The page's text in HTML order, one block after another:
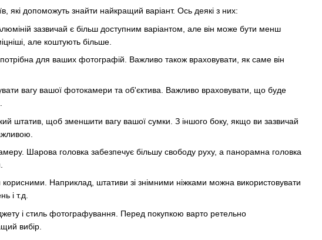
які допоможуть знайти найкращий варіант. Ось деякі з них:
зазвичай є більш доступним варіантом, але він може бути менш
але коштують більше.
для ваших фотографій. Важливо також враховувати, як саме він
вагу вашої фотокамери та об'єктива. Важливо враховувати, що буде
штатив, щоб зменшити вагу вашої сумки. З іншого боку, якщо ви зазвичай
Шарова головка забезпечує більшу свободу руху, а панорамна головка
корисними. Наприклад, штативи зі знімними ніжками можна використовувати
і т.д.
і стиль фотографування. Перед покупкою варто ретельно
вибір.